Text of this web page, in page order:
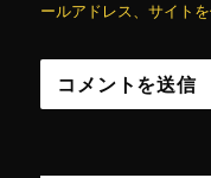
ールアドレス、サイトを